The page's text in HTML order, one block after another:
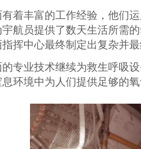
着丰富的工作经验，他们
航员提供了数天生活所需
挥中心最终制定出复杂并
专业技术继续为救生呼吸
环境中为人们提供足够的